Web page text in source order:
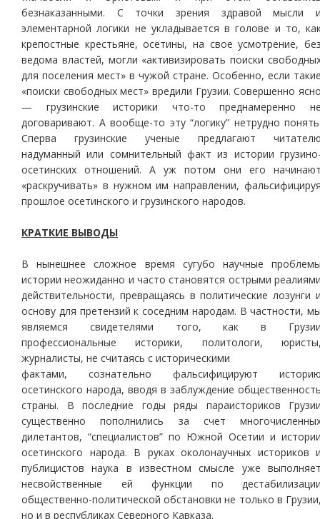
безнаказанными. С точки зрения здравой мысли
элементарной логики не укладывается в голове и то,
крепостные крестьяне, осетины, на свое усмотрение,
ведома властей, могли «активизировать поиски
для поселения мест» в чужой стране. Особенно, если
«поиски свободных мест» вредили Грузии. Совершенно
— грузинские историки что-то преднамеренно
договаривают. А вообще-то эту “логику” нетрудно
Сперва грузинские ученые предлагают
надуманный или сомнительный факт из истории
осетинских отношений. А уж потом они его
«раскручивать» в нужном им направлении,
прошлое осетинского и грузинского народов.
КРАТКИЕ ВЫВОДЫ
В нынешнее сложное время сугубо научные
истории неожиданно и часто становятся острыми
действительности, превращаясь в политические лозунги
основу для претензий к соседним народам. В частности,
являемся свидетелями того, как в
профессиональные историки, политологи,
журналисты, не считаясь с историческими
фактами, сознательно фальсифицируют
осетинского народа, вводя в заблуждение
страны. В последние годы ряды параисториков
существенно пополнились за счет
дилетантов, “специалистов” по Южной Осетии и
осетинского народа. В руках околонаучных историков
публицистов наука в известном смысле уже
несвойственные ей функции по
общественно-политической обстановки не только в
но и в республиках Северного Кавказа.